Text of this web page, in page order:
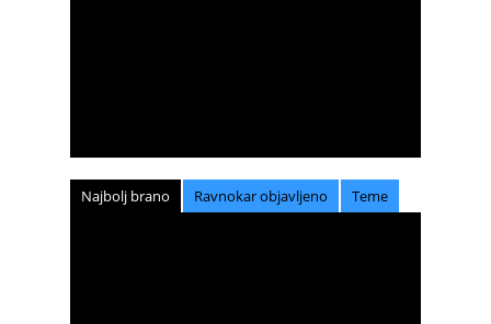
Najbolj brano Ravnokar objavljeno Teme